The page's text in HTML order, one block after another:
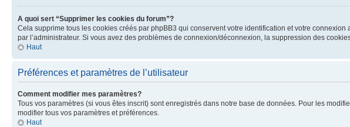
A quoi sert “Supprimer les cookies du forum”?
Cela supprime tous les cookies créés par phpBB3 qui conservent votre identification et votre
par l’administrateur. Si vous avez des problèmes de connexion/déconnexion, la suppression des
Haut
Préférences et paramètres de l’utilisateur
Comment modifier mes paramètres?
Tous vos paramètres (si vous êtes inscrit) sont enregistrés dans notre base de données. Pour les
modifier tous vos paramètres et préférences.
Haut